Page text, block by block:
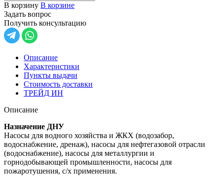
В корзину В корзине
Задать вопрос
Получить консультацию
Описание
Характеристики
Пункты выдачи
Стоимость доставки
ТРЕЙД ИН
Описание
Назначение ДНУ
Насосы для водного хозяйства и ЖКХ (водозабор,
водоснабжение, дренаж), насосы для нефтегазовой отрасли
(водоснабжение), насосы для металлургии и
горнодобывающей промышленности, насосы для
пожаротушения, с/х применения.